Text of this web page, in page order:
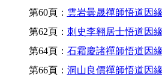
第60頁： 雲岩曇晟禪師悟道因緣
第62頁： 刺史李翱居士悟道因緣
第64頁： 石霜慶諸禪師悟道因緣
第66頁： 洞山良價禪師悟道因緣